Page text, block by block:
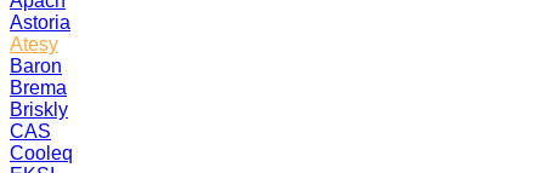
Astoria
Atesy
Baron
Brema
Briskly
CAS
Cooleq